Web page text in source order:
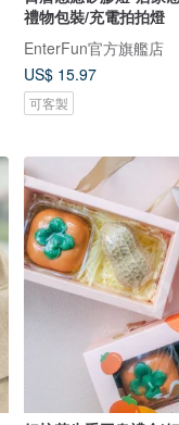
禮物包裝/充電拍拍燈
EnterFun官方旗艦店
US$ 15.97
可客製